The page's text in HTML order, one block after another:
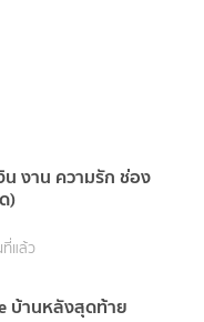
น งาน ความรัก ช่อง
)
แล้ว
บ้านหลังสุดท้าย